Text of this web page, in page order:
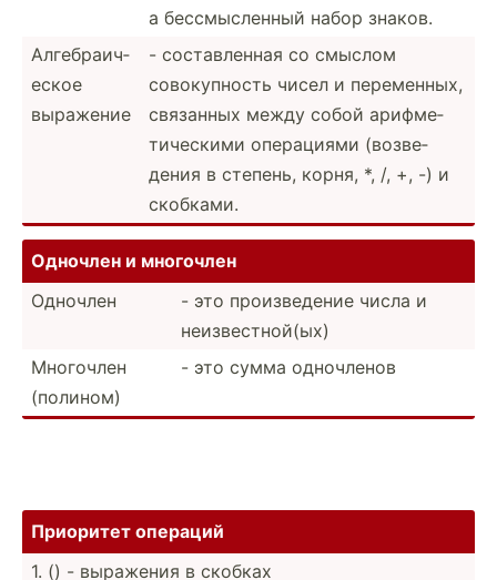
а бессмы­сленный набор знаков.
Алгебр­аич­
еское
выражение
- состав­ленная со смыслом
совоку­пность чисел и переме­нных,
связанных между собой арифме­
тич­ескими операциями (возве­
дения в степень, корня, *, /, +, -) и
скобками.
Одночлен и многочлен
Одночлен
- это произв­едение числа и
неизве­стн­ой(ых)
Многочлен
(полином)
- это сумма одночленов
Приоритет операций
1. () - выражения в скобках